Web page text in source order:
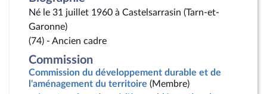
Né le 31 juillet 1960 à Castelsarrasin (Tarn-et-
Garonne)
(74) - Ancien cadre
Commission
Commission du développement durable et de
l'aménagement du territoire (Membre)